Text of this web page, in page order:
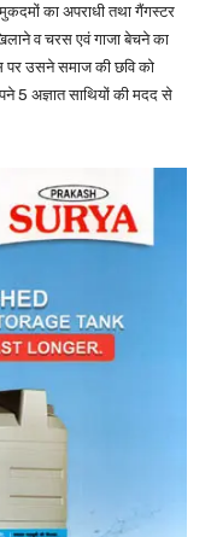
का अपराधी तथा गैंगस्टर
व चरस एवं गाजा बेचने का
पर उसने समाज की छवि को
5 अज्ञात साथियों की मदद से